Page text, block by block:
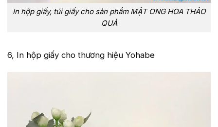
In hộp giấy, túi giấy cho sản phẩm MẬT ONG HOA THẢO
QUẢ
6, In hộp giấy cho thương hiệu Yohabe